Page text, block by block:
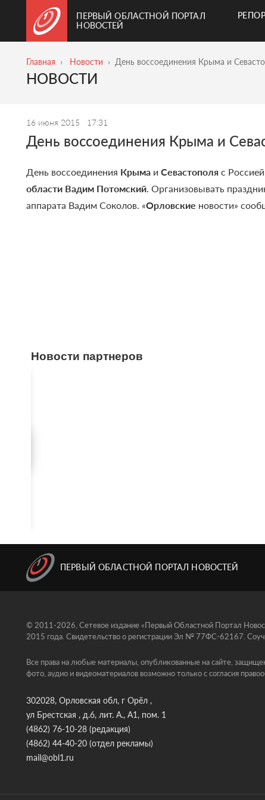
ПЕРВЫЙ ОБЛАСТНОЙ ПОРТАЛ
НОВОСТЕЙ
Главная Новости День воссоединения Крыма и
НОВОСТИ
16 июня 2015 17:31
День воссоединения Крыма и
День воссоединения Крыма иСевастополя с
области Вадим Потомский. Организовывать
аппарата Вадим Соколов. «Орловские новости»
Новости партнеров
ПЕРВЫЙ ОБЛАСТНОЙ ПОРТАЛ НОВОСТЕЙ
© 2011-2026, Сетевое издание «Первый Областной Портал
2015 года. Свидетельство о регистрации Эл № 77ФС-62167.
Все права на любые материалы, опубликованные на сайте,
фото, аудио и видеоматериалов возможно только с согласия
302028, Орловская обл, г Орёл ,
ул Брестская , д.6, лит. А., А1, пом. 1
(4862) 76-10-28 (редакция)
(4862) 44-40-20 (отдел рекламы)
mail@obl1.ru